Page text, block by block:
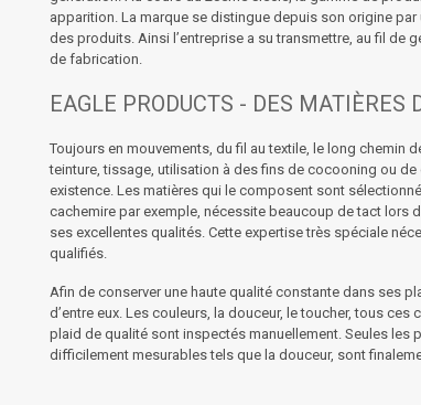
apparition. La marque se distingue depuis son origine
des produits. Ainsi l’entreprise a su transmettre, au fil
de fabrication.
EAGLE PRODUCTS - DES MATIÈRES
Toujours en mouvements, du fil au textile, le long chemin
teinture, tissage, utilisation à des fins de cocooning ou
existence. Les matières qui le composent sont
cachemire par exemple, nécessite beaucoup de tact lors
ses excellentes qualités. Cette expertise très spéciale
qualifiés.
Afin de conserver une haute qualité constante dans ses
d’entre eux. Les couleurs, la douceur, le toucher, tous
plaid de qualité sont inspectés manuellement. Seules les
difficilement mesurables tels que la douceur, sont